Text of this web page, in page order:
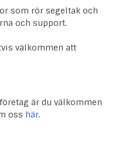
som rör segeltak och
och support.
välkommen att
är du välkommen
oss här.